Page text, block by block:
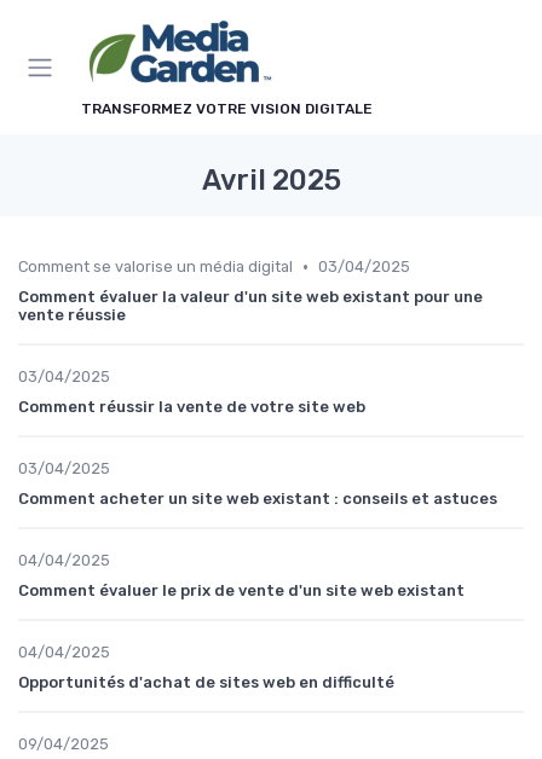
TRANSFORMEZ VOTRE VISION DIGITALE
Avril 2025
Comment se valorise un média digital • 03/04/2025
Comment évaluer la valeur d'un site web existant pour une
vente réussie
03/04/2025
Comment réussir la vente de votre site web
03/04/2025
Comment acheter un site web existant : conseils et astuces
04/04/2025
Comment évaluer le prix de vente d'un site web existant
04/04/2025
Opportunités d'achat de sites web en difficulté
09/04/2025